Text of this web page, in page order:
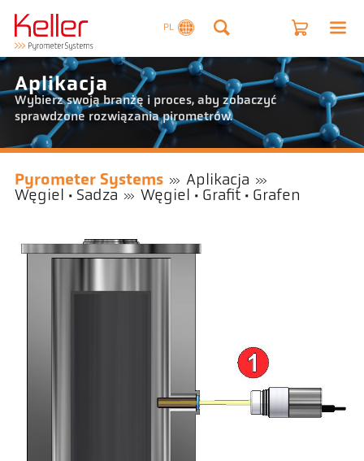
PL
Aplikacja
Wybierz swoją branżę i proces, aby zobaczyć
sprawdzone rozwiązania pirometrów.
Pyrometer Systems
Aplikacja
Węgiel · Sadza
Węgiel · Grafit · Grafen